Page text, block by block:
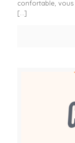
confortable,
[…]